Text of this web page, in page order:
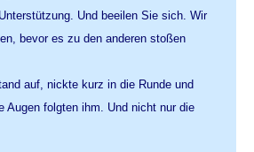
Und beeilen Sie sich. Wir
bevor es zu den anderen stoßen
auf, nickte kurz in die Runde und
Augen folgten ihm. Und nicht nur die